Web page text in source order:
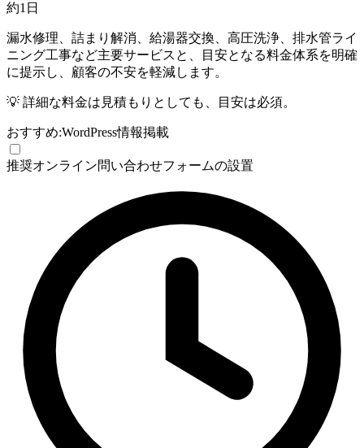
約1日
漏水修理、詰まり解消、給湯器交換、高圧洗浄、排水管ライ
ニング工事など主要サービスと、目安となる料金体系を明確
に提示し、顧客の不安を軽減します。
💡 詳細な料金は見積もりとしても、目安は必須。
おすすめ:WordPress情報掲載
推奨オンライン問い合わせフォームの設置